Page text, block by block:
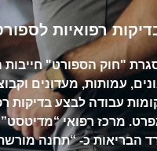
רפואיות
"חוק הספורט" חייבות
עמותות, מעדונים
עבודה לבצע בדיקות
מרכז רפואי “מדיטסט”
הבריאות כ- “תחנה מורשת